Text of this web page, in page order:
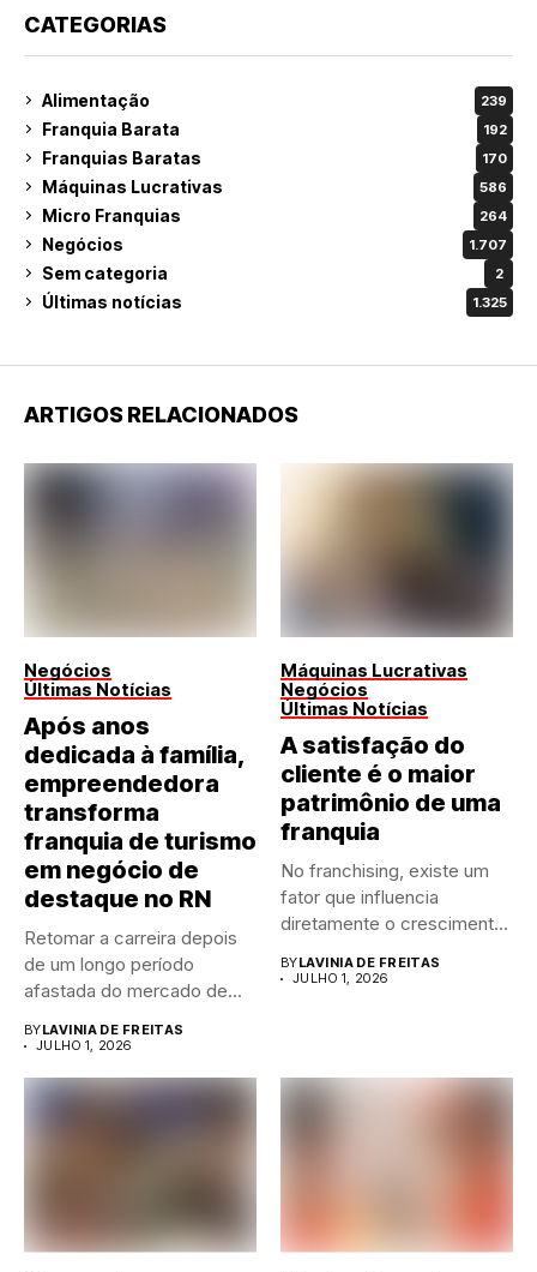
CATEGORIAS
Alimentação 239
Franquia Barata 192
Franquias Baratas 170
Máquinas Lucrativas 586
Micro Franquias 264
Negócios 1.707
Sem categoria 2
Últimas notícias 1.325
ARTIGOS RELACIONADOS
Negócios
Últimas Notícias
Após anos
dedicada à família,
empreendedora
transforma
franquia de turismo
em negócio de
destaque no RN
Retomar a carreira depois
de um longo período
afastada do mercado de...
BYLAVINIA DE FREITAS
JULHO 1, 2026
Máquinas Lucrativas
Negócios
Últimas Notícias
A satisfação do
cliente é o maior
patrimônio de uma
franquia
No franchising, existe um
fator que influencia
diretamente o crescimento
BYLAVINIA DE FREITAS
JULHO 1, 2026